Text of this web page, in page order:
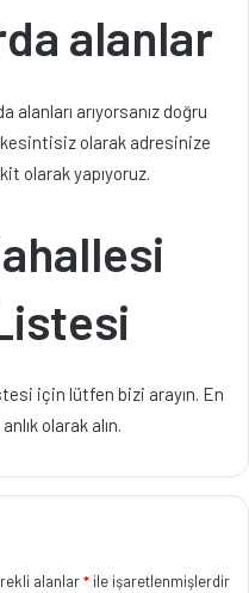
alanlar
arıyorsanız doğru
kesintisiz olarak adresinize
olarak yapıyoruz.
için lütfen bizi arayın. En
olarak alın.
alanlar* ile işaretlenmişlerdir